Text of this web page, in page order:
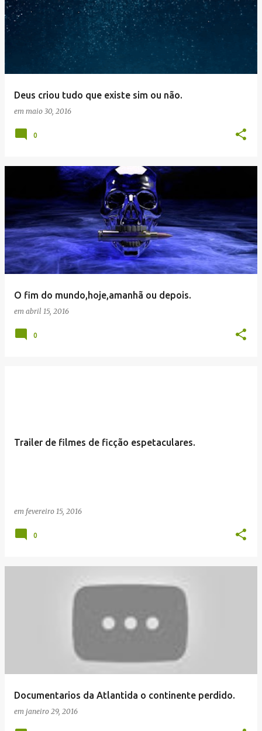
Deus criou tudo que existe sim ou não.
em maio 30, 2016
0
O fim do mundo,hoje,amanhã ou depois.
em abril 15, 2016
0
Trailer de filmes de ficção espetaculares.
em fevereiro 15, 2016
0
Documentarios da Atlantida o continente perdido.
em janeiro 29, 2016